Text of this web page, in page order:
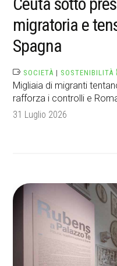
migratoria e
Spagna
SOCIETÀ | SOSTENIBILITÀ
Migliaia di migranti
rafforza i controlli e
31 Luglio 2026